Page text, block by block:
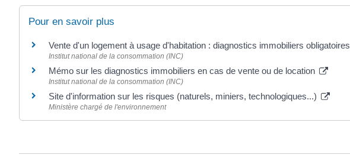
Pour en savoir plus
Vente d'un logement à usage d'habitation : diagnostics immobiliers obligatoires
Institut national de la consommation (INC)
Mémo sur les diagnostics immobiliers en cas de vente ou de location
Institut national de la consommation (INC)
Site d'information sur les risques (naturels, miniers, technologiques...)
Ministère chargé de l'environnement